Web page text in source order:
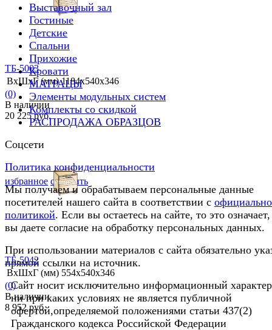
избранное сравнить
ТБ-5003
ВхШхГ (мм) 1184х540х346
(0)
В наличии
20 225 руб.
ТБ-5042
ВхШхГ (мм) 554х540х346
(0)
В наличии
8 952 руб.
Выставочный зал
Гостиные
Детские
Спальни
Прихожие
Кровати
МАТРАЦЫ
Элементы модульных систем
Комплекты со скидкой
РАСПРОДАЖА ОБРАЗЦОВ
Соцсети
Политика конфиденциальности
Мы получаем и обрабатываем персональные данные
посетителей нашего сайта в соответствии с
политикой. Если вы остаетесь на сайте, то это
вы даете согласие на обработку персональных данных.
При использовании материалов с сайта обязательно
прямой ссылки на источник.
Сайт носит исключительно информационный
ни при каких условиях не является публичной
офертой,определяемой положениями статьи 437(2)
Гражданского кодекса Российской Федерации